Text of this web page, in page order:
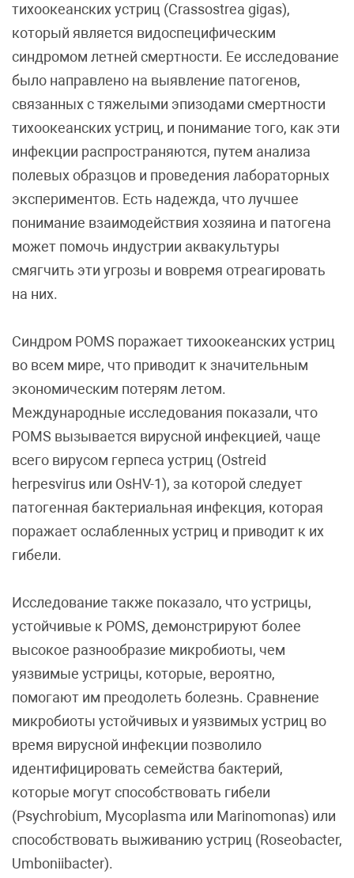
тихоокеанских устриц (Crassostrea gigas),
который является видоспецифическим
синдромом летней смертности. Ее исследование
было направлено на выявление патогенов,
связанных с тяжелыми эпизодами смертности
тихоокеанских устриц, и понимание того, как эти
инфекции распространяются, путем анализа
полевых образцов и проведения лабораторных
экспериментов. Есть надежда, что лучшее
понимание взаимодействия хозяина и патогена
может помочь индустрии аквакультуры
смягчить эти угрозы и вовремя отреагировать
на них.
Синдром POMS поражает тихоокеанских устриц
во всем мире, что приводит к значительным
экономическим потерям летом.
Международные исследования показали, что
POMS вызывается вирусной инфекцией, чаще
всего вирусом герпеса устриц (Ostreid
herpesvirus или OsHV-1), за которой следует
патогенная бактериальная инфекция, которая
поражает ослабленных устриц и приводит к их
гибели.
Исследование также показало, что устрицы,
устойчивые к POMS, демонстрируют более
высокое разнообразие микробиоты, чем
уязвимые устрицы, которые, вероятно,
помогают им преодолеть болезнь. Сравнение
микробиоты устойчивых и уязвимых устриц во
время вирусной инфекции позволило
идентифицировать семейства бактерий,
которые могут способствовать гибели
(Psychrobium, Mycoplasma или Marinomonas) или
способствовать выживанию устриц (Roseobacter,
Umboniibacter).